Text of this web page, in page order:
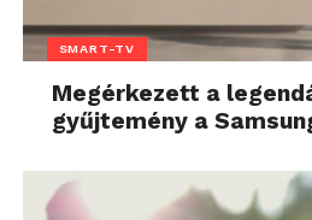
SMART-TV
Megérkezett a
gyűjtemény a